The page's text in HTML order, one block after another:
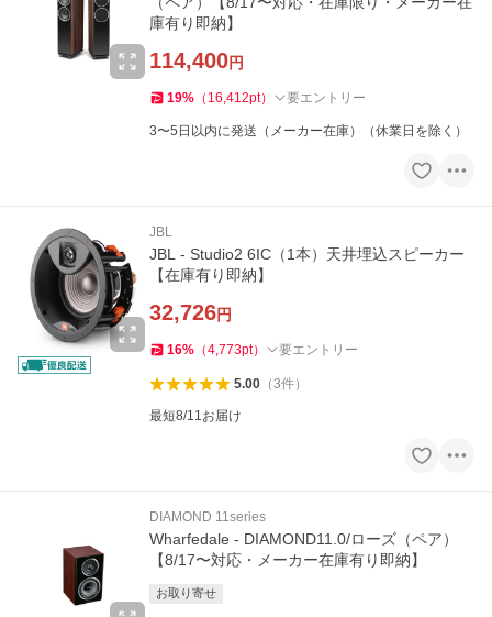
庫有り即納】
114,400円
19% （ 16,412pt） 要エントリー
3〜5日以内に発送（メーカー在庫）（休業日を除く）
JBL
JBL - Studio2 6IC（1本）天井埋込スピーカー
【在庫有り即納】
32,726円
16% （4,773pt） 要エントリー
5.00（3件）
最短8/11お届け
DIAMOND 11series
Wharfedale - DIAMOND11.0/ローズ（ペア）
【8/17〜対応・メーカー在庫有り即納】
お取り寄せ